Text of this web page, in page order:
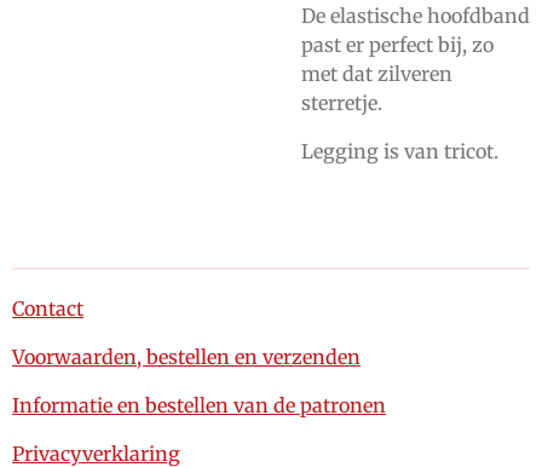
De elastische hoofdband
past er perfect bij, zo
met dat zilveren
sterretje.
Legging is van tricot.
Contact
Voorwaarden, bestellen en verzenden
Informatie en bestellen van de patronen
Privacyverklaring